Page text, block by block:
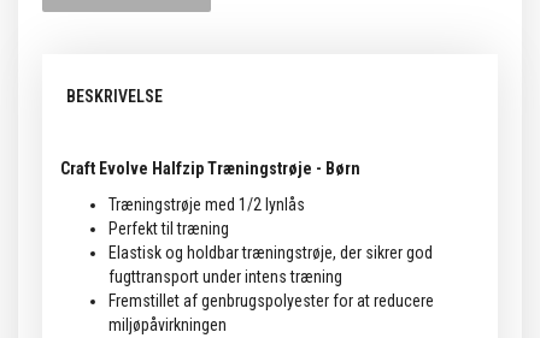
BESKRIVELSE
Craft Evolve Halfzip Træningstrøje - Børn
Træningstrøje med 1/2 lynlås
Perfekt til træning
Elastisk og holdbar træningstrøje, der sikrer god
fugttransport under intens træning
Fremstillet af genbrugspolyester for at reducere
miljøpåvirkningen